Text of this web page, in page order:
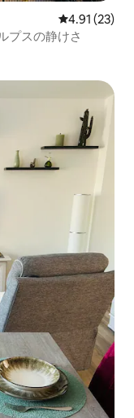
レビュー23
4.91 (23)
プスの静けさ